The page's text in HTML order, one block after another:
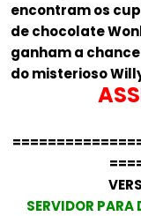
encontram os
de chocolate
ganham a
do misterioso
SERVIDOR